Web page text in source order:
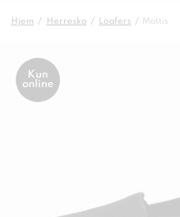
Hjem Herresko Loafers Mattis
Kun
online